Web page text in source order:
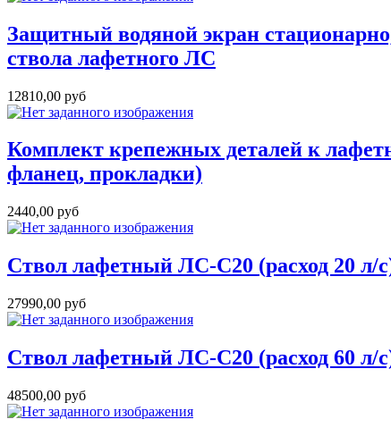
Защитный водяной экран
ствола лафетного ЛС
12810,00 руб
Комплект крепежных деталей к
фланец, прокладки)
2440,00 руб
Ствол лафетный ЛС-С20 (расход 20 л/
27990,00 руб
Ствол лафетный ЛС-С20 (расход 60 л/
48500,00 руб